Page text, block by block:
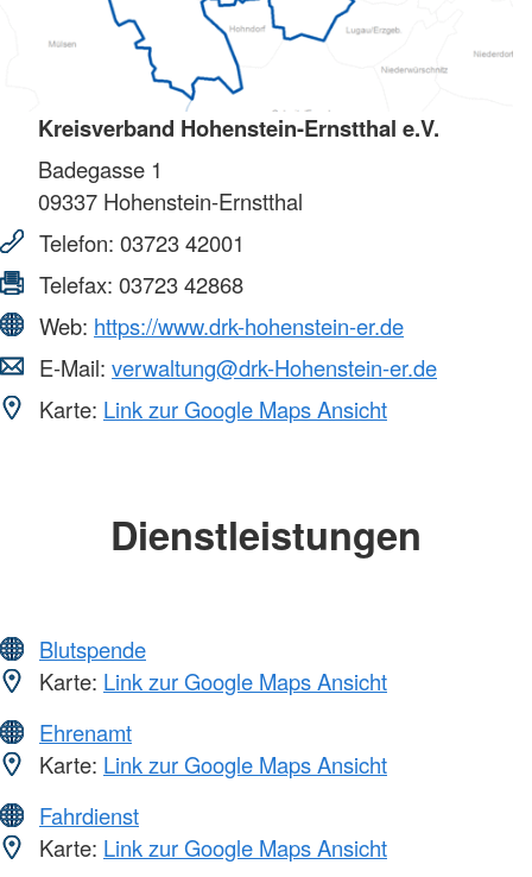
Kreisverband Hohenstein-Ernstthal e.V.
Badegasse 1
09337 Hohenstein-Ernstthal
Telefon: 03723 42001
Telefax: 03723 42868
Web: https://www.drk-hohenstein-er.de
E-Mail: verwaltung@drk-Hohenstein-er.de
Karte: Link zur Google Maps Ansicht
Dienstleistungen
Blutspende
Karte: Link zur Google Maps Ansicht
Ehrenamt
Karte: Link zur Google Maps Ansicht
Fahrdienst
Karte: Link zur Google Maps Ansicht